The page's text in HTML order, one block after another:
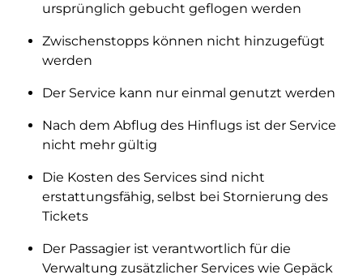
ursprünglich gebucht geflogen werden
Zwischenstopps können nicht hinzugefügt
werden
Der Service kann nur einmal genutzt werden
Nach dem Abflug des Hinflugs ist der Service
nicht mehr gültig
Die Kosten des Services sind nicht
erstattungsfähig, selbst bei Stornierung des
Tickets
Der Passagier ist verantwortlich für die
Verwaltung zusätzlicher Services wie Gepäck